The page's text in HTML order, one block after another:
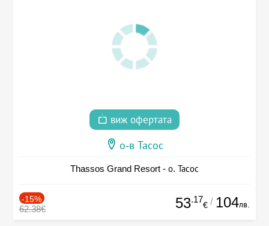
виж офертата
о-в Тасос
Thassos Grand Resort - о. Тасос
-15%
62.38€ 53.17
€ / 104лв.